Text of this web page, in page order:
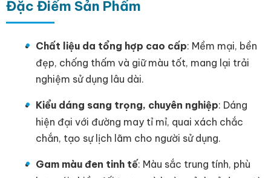
Đặc Điểm Sản Phẩm
Chất liệu da tổng hợp cao cấp: Mềm mại, bền
đẹp, chống thấm và giữ màu tốt, mang lại trải
nghiệm sử dụng lâu dài.
Kiểu dáng sang trọng, chuyên nghiệp: Dáng
hiện đại với đường may tỉ mỉ, quai xách chắc
chắn, tạo sự lịch lãm cho người sử dụng.
Gam màu đen tinh tế: Màu sắc trung tính, phù